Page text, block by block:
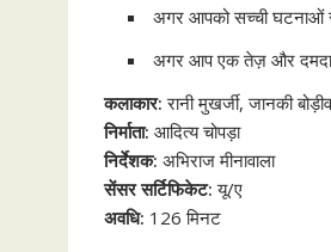
अगर आपको सच्ची घटनाओं से
अगर आप एक तेज़ और
कलाकार: रानी मुखर्जी, जानकी
निर्माता: आदित्य चोपड़ा
निर्देशक: अभिराज मीनावाला
सेंसर सर्टिफिकेट: यू/ए
अवधि: 126 मिनट